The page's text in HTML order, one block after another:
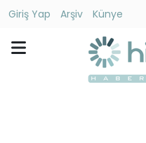
Giriş Yap Arşiv
Künye